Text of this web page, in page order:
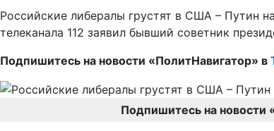
Российские либералы грустят в США – Путин
телеканала 112 заявил бывший советник
Подпишитесь на новости «ПолитНавигатор» в
Подпишитесь на новости